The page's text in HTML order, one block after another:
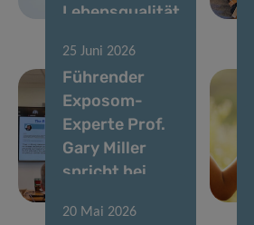
Lebensqualität
25 Juni 2026
Führender
Exposom-
Experte Prof.
Gary Miller
spricht bei
20 Mai 2026